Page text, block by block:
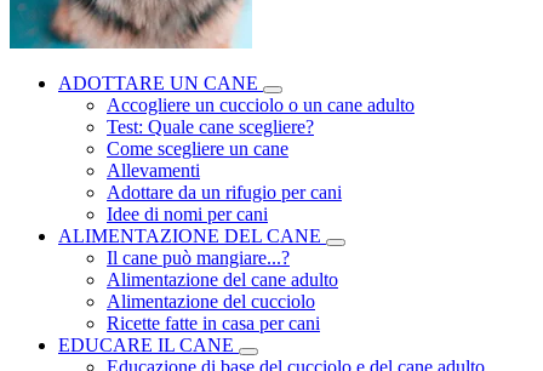
ADOTTARE UN CANE
Accogliere un cucciolo o un cane adulto
Test: Quale cane scegliere?
Come scegliere un cane
Allevamenti
Adottare da un rifugio per cani
Idee di nomi per cani
ALIMENTAZIONE DEL CANE
Il cane può mangiare...?
Alimentazione del cane adulto
Alimentazione del cucciolo
Ricette fatte in casa per cani
EDUCARE IL CANE
Educazione di base del cucciolo e del cane adulto